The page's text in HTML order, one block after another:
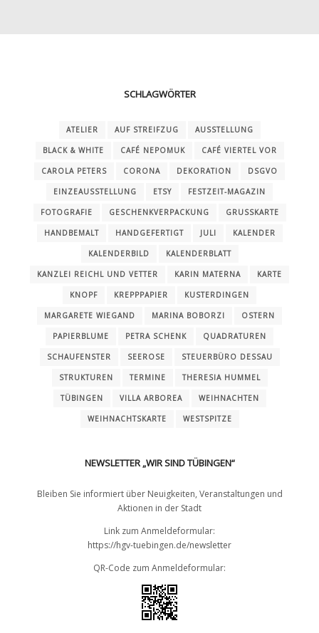
SCHLAGWÖRTER
ATELIER AUF STREIFZUG AUSSTELLUNG
BLACK & WHITE CAFÉ NEPOMUK CAFÉ VIERTEL VOR
CAROLA PETERS CORONA DEKORATION DSGVO
EINZEAUSSTELLUNG ETSY FESTZEIT-MAGAZIN
FOTOGRAFIE GESCHENKVERPACKUNG GRUSSKARTE
HANDBEMALT HANDGEFERTIGT JULI KALENDER
KALENDERBILD KALENDERBLATT
KANZLEI REICHL UND VETTER KARIN MATERNA KARTE
KNOPF KREPPPAPIER KUSTERDINGEN
MARGARETE WIEGAND MARINA BOBORZI OSTERN
PAPIERBLUME PETRA SCHENK QUADRATUREN
SCHAUFENSTER SEEROSE STEUERBÜRO DESSAU
STRUKTUREN TERMINE THERESIA HUMMEL
TÜBINGEN VILLA ARBOREA WEIHNACHTEN
WEIHNACHTSKARTE WESTSPITZE
NEWSLETTER „WIR SIND TÜBINGEN“
Bleiben Sie informiert über Neuigkeiten, Veranstaltungen und
Aktionen in der Stadt
Link zum Anmeldeformular:
https://hgv-tuebingen.de/newsletter
QR-Code zum Anmeldeformular: